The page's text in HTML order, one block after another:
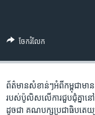
ចូល​
ទំព័រ​
បណ្តាញ​សង្គម
ភាសា
ចែករំលែក
ព័ត៌មានសំខាន់ៗអំពីកម្ពុជាមាន
របស់ប៉ូលិសលើការជួបជុំគ្នានៅ
ដូចជា គណបក្សប្រជាធិបតេ